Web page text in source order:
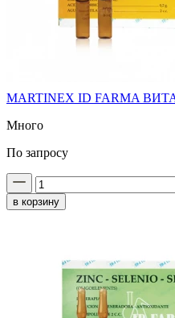
MARTINEX ID FARMA
Много
По запросу
в корзину